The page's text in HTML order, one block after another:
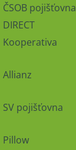
ČSOB pojišťovna
DIRECT
Kooperativa
Allianz
SV pojišťovna
Pillow